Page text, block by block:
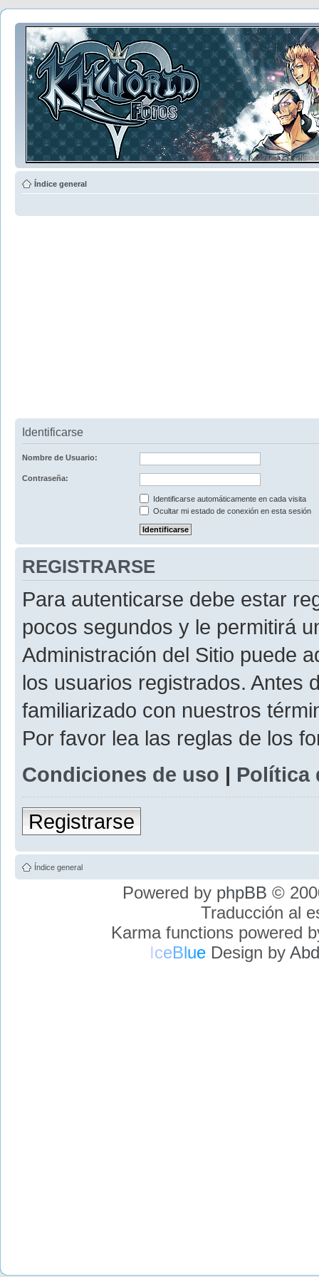
Índice general
Identificarse
Nombre de Usuario:
Contraseña:
Identificarse automáticamente en cada visita
Ocultar mi estado de conexión en esta sesión
REGISTRARSE
Para autenticarse debe estar
pocos segundos y le permitirá
Administración del Sitio puede
los usuarios registrados. Antes
familiarizado con nuestros
Por favor lea las reglas de los
Condiciones de uso | Política
Registrarse
Índice general
Powered by phpBB ©
Traducción al
Karma functions powered
IceBlueDesign by